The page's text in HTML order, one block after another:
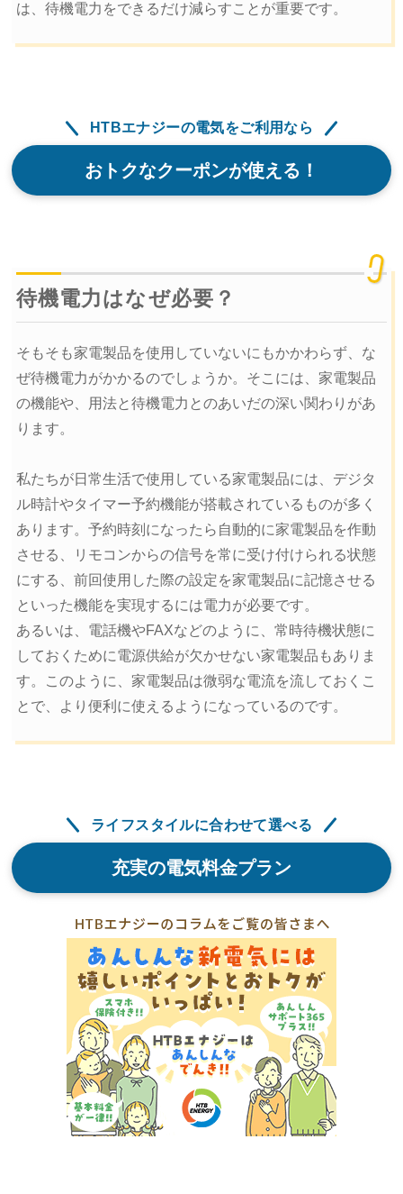
は、待機電力をできるだけ減らすことが重要です。
HTBエナジーの電気をご利用なら
おトクなクーポンが使える！
待機電力はなぜ必要？
そもそも家電製品を使用していないにもかかわらず、な
ぜ待機電力がかかるのでしょうか。そこには、家電製品
の機能や、用法と待機電力とのあいだの深い関わりがあ
ります。
私たちが日常生活で使用している家電製品には、デジタ
ル時計やタイマー予約機能が搭載されているものが多く
あります。予約時刻になったら自動的に家電製品を作動
させる、リモコンからの信号を常に受け付けられる状態
にする、前回使用した際の設定を家電製品に記憶させる
といった機能を実現するには電力が必要です。
あるいは、電話機やFAXなどのように、常時待機状態に
しておくために電源供給が欠かせない家電製品もありま
す。このように、家電製品は微弱な電流を流しておくこ
とで、より便利に使えるようになっているのです。
ライフスタイルに合わせて選べる
充実の電気料金プラン